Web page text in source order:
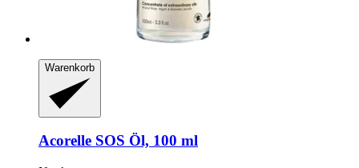
Warenkorb
Acorelle SOS Öl, 100 ml